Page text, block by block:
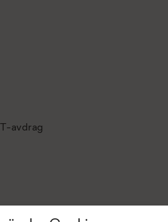
avdrag